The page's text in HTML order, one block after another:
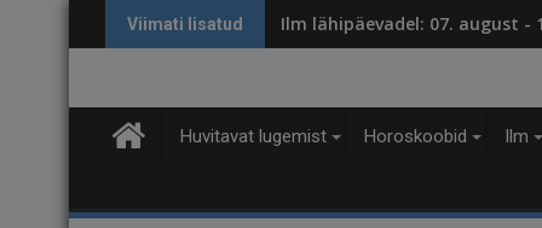
to
Viimati lisatud Ilm lähipäevadel: 07. august -
Huvitavat lugemist Horoskoobid Ilm